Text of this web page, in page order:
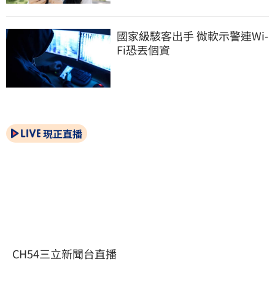
國家級駭客出手 微軟示警連Wi-
Fi恐丟個資
現正直播
CH54三立新聞台直播